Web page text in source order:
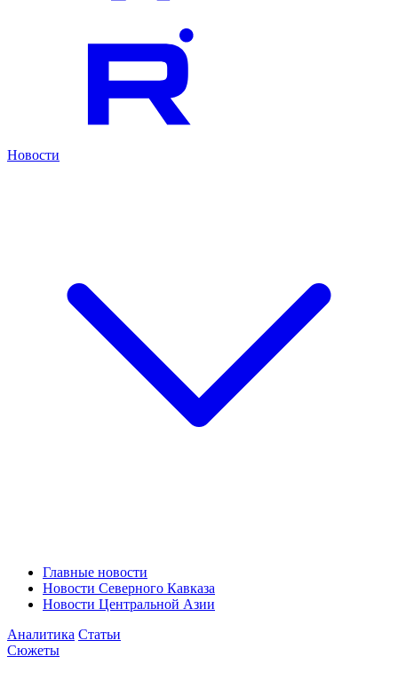
Новости
Главные новости
Новости Северного Кавказа
Новости Центральной Азии
Аналитика Статьи
Сюжеты